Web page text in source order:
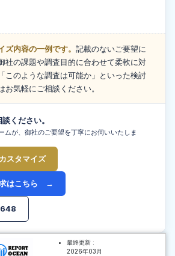
ズ内容の一例です。 記載のないご要望に
社の課題や調査目的に合わせて柔軟に対
このような調査は可能か」といった検討
お気軽にご相談ください。
ください。
ムが、御社のご要望を丁寧にお伺いいたしま
スタマイズ
求はこちら →
最終更新 :
2026年03月